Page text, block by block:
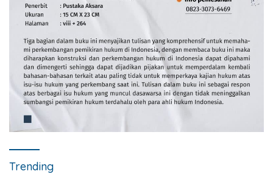
Trending